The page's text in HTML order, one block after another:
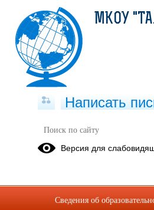
МКОУ
Написать
Версия для
Сведения об